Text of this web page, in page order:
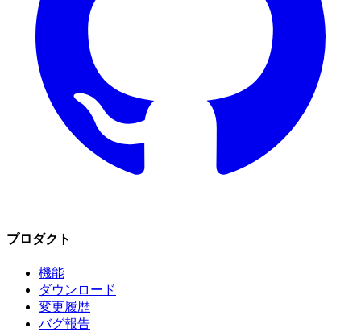
プロダクト
機能
ダウンロード
変更履歴
バグ報告